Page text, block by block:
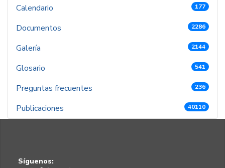
Calendario
177
Documentos 2286
Galería 2144
Glosario 541
Preguntas frecuentes 236
Publicaciones 40110
Síguenos: